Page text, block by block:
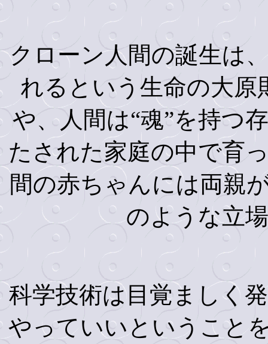
クローン人間の誕生は
れるという生命の大
や、人間は“魂”を持つ
たされた家庭の中で育
間の赤ちゃんには両親
のような立
科学技術は目覚ましく
やっていいということ